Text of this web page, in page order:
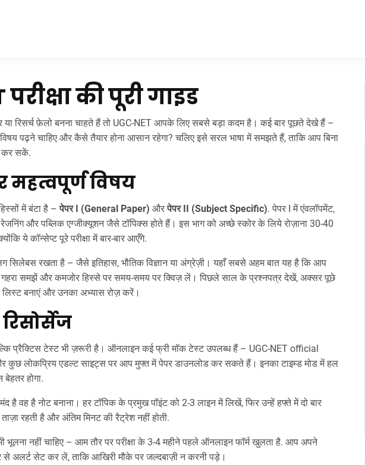
परीक्षा की पूरी गाइड
रिसर्च फ़ेलो बनना चाहते हैं तो UGC-NET आपके लिए सबसे बड़ा कदम है। कई बार पूछते देखे हैं –
पढ़ने चाहिए और कैसे तैयार होना आसान रहेगा? चलिए इसे सरल भाषा में समझते हैं, ताकि आप बिना
कर सकें.
विषय
में बंटा है –पेपर I (General Paper) औरपेपर II (Subject Specific). पेपर I में एंवलॉपमेंट,
और पब्लिक एग्जीक्यूशन जैसे टॉपिक्स होते हैं। इस भाग को अच्छे स्कोर के लिये रोज़ाना 30‑40
ये कॉन्सेप्ट पूरे परीक्षा में बार-बार आएँगे.
सिलेबस रखता है – जैसे इतिहास, भौतिक विज्ञान या अंग्रेज़ी। यहाँ सबसे अहम बात यह है कि आप
गहरा समझें और कमजोर हिस्से पर समय-समय पर क्विज़ लें। पिछले साल के प्रश्नपत्र देखें, अक्सर पूछे
लिस्ट बनाएं और उनका अभ्यास रोज़ करें।
प्रैक्टिस टेस्ट भी ज़रूरी है। ऑनलाइन कई फ्री मॉक टेस्‍ट उपलब्ध हैं – UGC‑NET official
कुछ लोकप्रिय एडल्ट साइट्स पर आप मुफ्त में पेपर डाउनलोड कर सकते हैं। इनका टाइम्ड मोड में हल
होगा.
है वह है नोट बनाना। हर टॉपिक के प्रमुख पॉइंट को 2‑3 लाइन में लिखें, फिर उन्हें हफ्ते में दो बार
रहती है और अंतिम मिनट की रैट्रेश नहीं होती.
भूलना नहीं चाहिए – आम तौर पर परीक्षा के 3‑4 महीने पहले ऑनलाइन फॉर्म खुलता है. आप अपने
से अलर्ट सेट कर लें, ताकि आखिरी मौके पर जल्दबाज़ी न करनी पड़े।